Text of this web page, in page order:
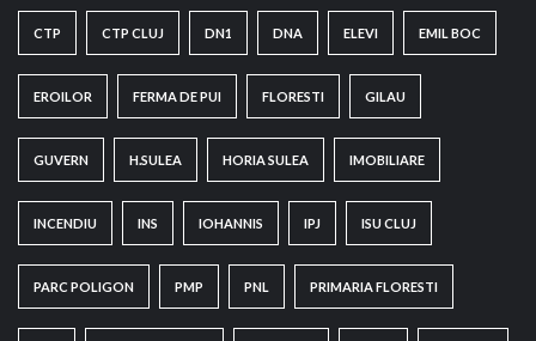
CTP CTP CLUJ DN1 DNA ELEVI EMIL BOC
EROILOR FERMA DE PUI FLORESTI GILAU
GUVERN H.SULEA HORIA SULEA IMOBILIARE
INCENDIU INS IOHANNIS IPJ ISU CLUJ
PARC POLIGON PMP PNL PRIMARIA FLORESTI